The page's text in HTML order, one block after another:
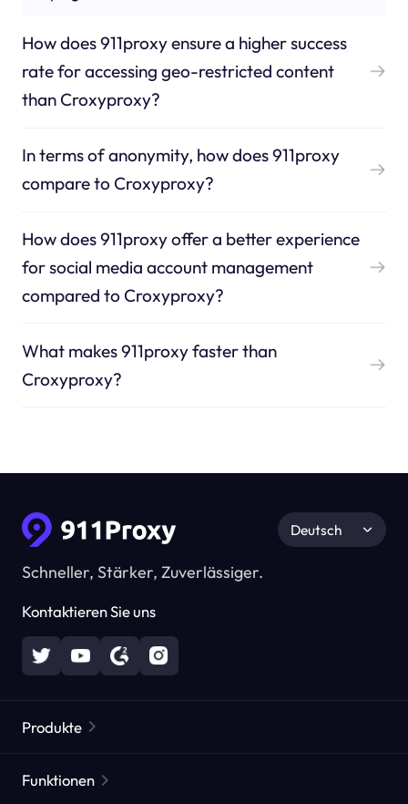
How does 911proxy ensure a higher success
rate for accessing geo-restricted content
than Croxyproxy?
In terms of anonymity, how does 911proxy
compare to Croxyproxy?
How does 911proxy offer a better experience
for social media account management
compared to Croxyproxy?
What makes 911proxy faster than
Croxyproxy?
Schneller, Stärker, Zuverlässiger.
Kontaktieren Sie uns
Deutsch
Produkte
Funktionen